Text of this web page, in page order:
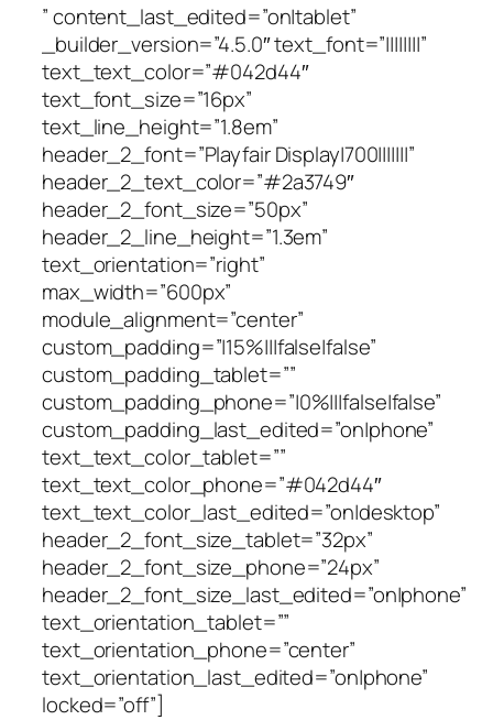
” content_last_edited=”on|tablet”
_builder_version=”4.5.0″ text_font=”||||||||”
text_text_color=”#042d44″
text_font_size=”16px”
text_line_height=”1.8em”
header_2_font=”Playfair Display|700|||||||”
header_2_text_color=”#2a3749″
header_2_font_size=”50px”
header_2_line_height=”1.3em”
text_orientation=”right”
max_width=”600px”
module_alignment=”center”
custom_padding=”|15%|||false|false”
custom_padding_tablet=””
custom_padding_phone=”|0%|||false|false”
custom_padding_last_edited=”on|phone”
text_text_color_tablet=””
text_text_color_phone=”#042d44″
text_text_color_last_edited=”on|desktop”
header_2_font_size_tablet=”32px”
header_2_font_size_phone=”24px”
header_2_font_size_last_edited=”on|phone”
text_orientation_tablet=””
text_orientation_phone=”center”
text_orientation_last_edited=”on|phone”
locked=”off”]